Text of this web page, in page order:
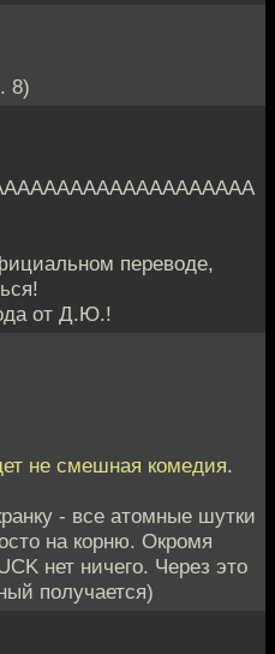
8)
переводе,
от Д.Ю.!
не смешная комедия.
- все атомные шутки
на корню. Окромя
нет ничего. Через это
получается)